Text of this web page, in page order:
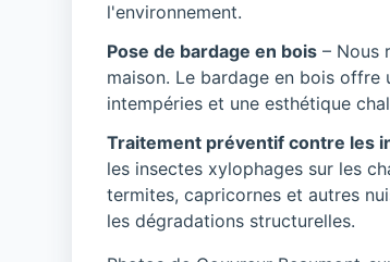
l'environnement.
Pose de bardage en bois– Nous
maison. Le bardage en bois offre
intempéries et une esthétique
Traitement préventif contre les
les insectes xylophages sur les
termites, capricornes et autres
les dégradations structurelles.